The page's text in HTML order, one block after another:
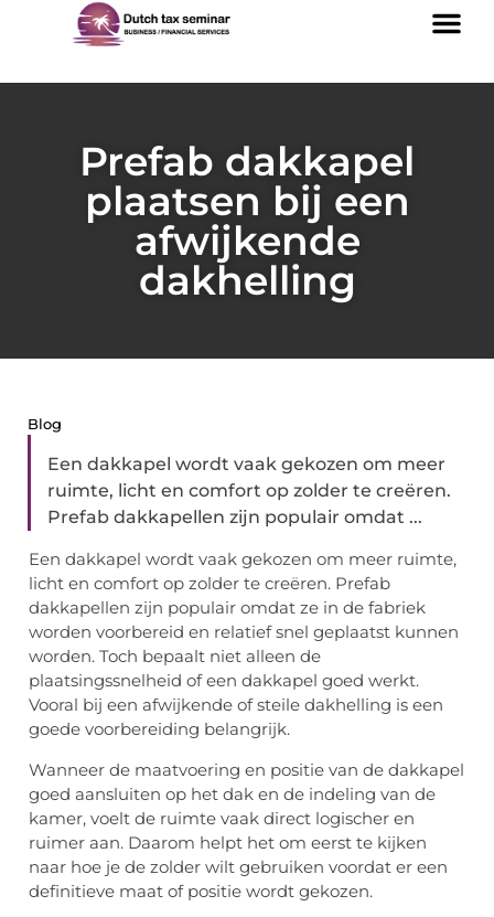
Prefab dakkapel
plaatsen bij een
afwijkende
dakhelling
Blog
Een dakkapel wordt vaak gekozen om meer
ruimte, licht en comfort op zolder te creëren.
Prefab dakkapellen zijn populair omdat ...
Een dakkapel wordt vaak gekozen om meer ruimte,
licht en comfort op zolder te creëren. Prefab
dakkapellen zijn populair omdat ze in de fabriek
worden voorbereid en relatief snel geplaatst kunnen
worden. Toch bepaalt niet alleen de
plaatsingssnelheid of een dakkapel goed werkt.
Vooral bij een afwijkende of steile dakhelling is een
goede voorbereiding belangrijk.
Wanneer de maatvoering en positie van de dakkapel
goed aansluiten op het dak en de indeling van de
kamer, voelt de ruimte vaak direct logischer en
ruimer aan. Daarom helpt het om eerst te kijken
naar hoe je de zolder wilt gebruiken voordat er een
definitieve maat of positie wordt gekozen.